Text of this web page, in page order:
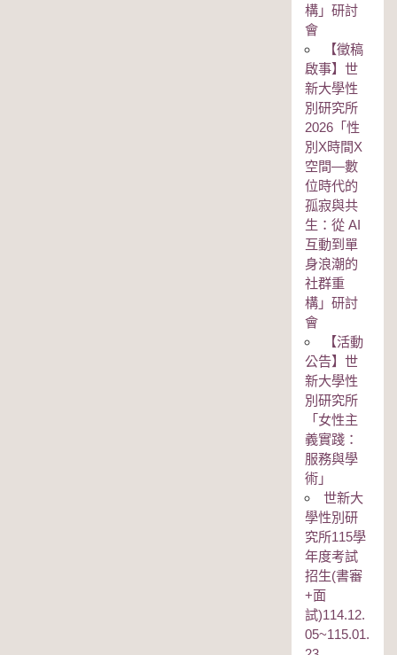
構」研討
會
【徵稿
啟事】世
新大學性
別研究所
2026「性
別Χ時間Χ
空間—數
位時代的
孤寂與共
生：從 AI
互動到單
身浪潮的
社群重
構」研討
會
【活動
公告】世
新大學性
別研究所
「女性主
義實踐：
服務與學
術」
世新大
學性別研
究所115學
年度考試
招生(書審
+面
試)114.12.
05~115.01.